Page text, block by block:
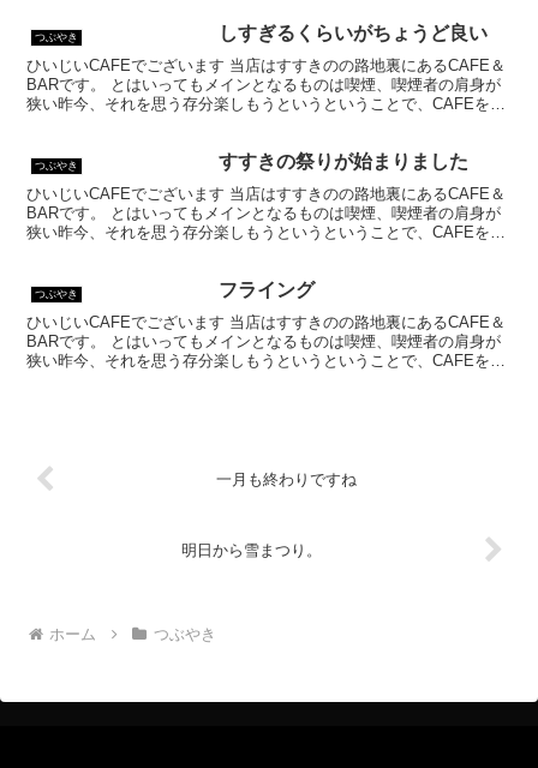
つぶやき しすぎるくらいがちょうど良い
ひいじいCAFEでございます 当店はすすきのの路地裏にあるCAFE＆
BARです。 とはいってもメインとなるものは喫煙、喫煙者の肩身が
狭い昨今、それを思う存分楽しもうというということで、CAFEを名
つぶやき すすきの祭りが始まりました
ひいじいCAFEでございます 当店はすすきのの路地裏にあるCAFE＆
BARです。 とはいってもメインとなるものは喫煙、喫煙者の肩身が
狭い昨今、それを思う存分楽しもうというということで、CAFEを名
つぶやき フライング
ひいじいCAFEでございます 当店はすすきのの路地裏にあるCAFE＆
BARです。 とはいってもメインとなるものは喫煙、喫煙者の肩身が
狭い昨今、それを思う存分楽しもうというということで、CAFEを名
一月も終わりですね
明日から雪まつり。
ホーム つぶやき